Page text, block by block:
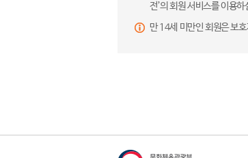
전’의 회원 서비스를 이용하
만 14세 미만인 회원은 보